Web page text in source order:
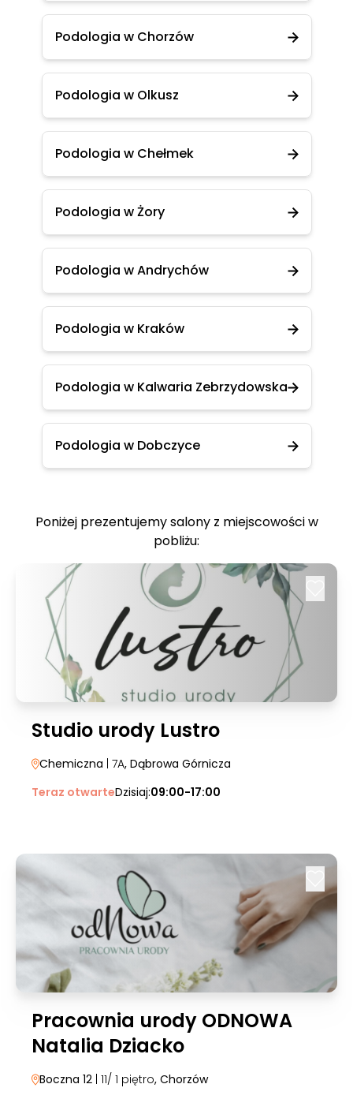
Podologia w Chorzów
Podologia w Olkusz
Podologia w Chełmek
Podologia w Żory
Podologia w Andrychów
Podologia w Kraków
Podologia w Kalwaria Zebrzydowska
Podologia w Dobczyce
Poniżej prezentujemy salony z miejscowości w
pobliżu:
Studio urody Lustro
Chemiczna | 7A, Dąbrowa Górnicza
Teraz otwarteDzisiaj:09:00-17:00
Pracownia urody ODNOWA
Natalia Dziacko
Boczna 12 | 11/ 1 piętro, Chorzów